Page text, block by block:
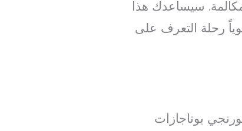
سيساعدك هذا
رحلة التعرف على
بوتاجازات